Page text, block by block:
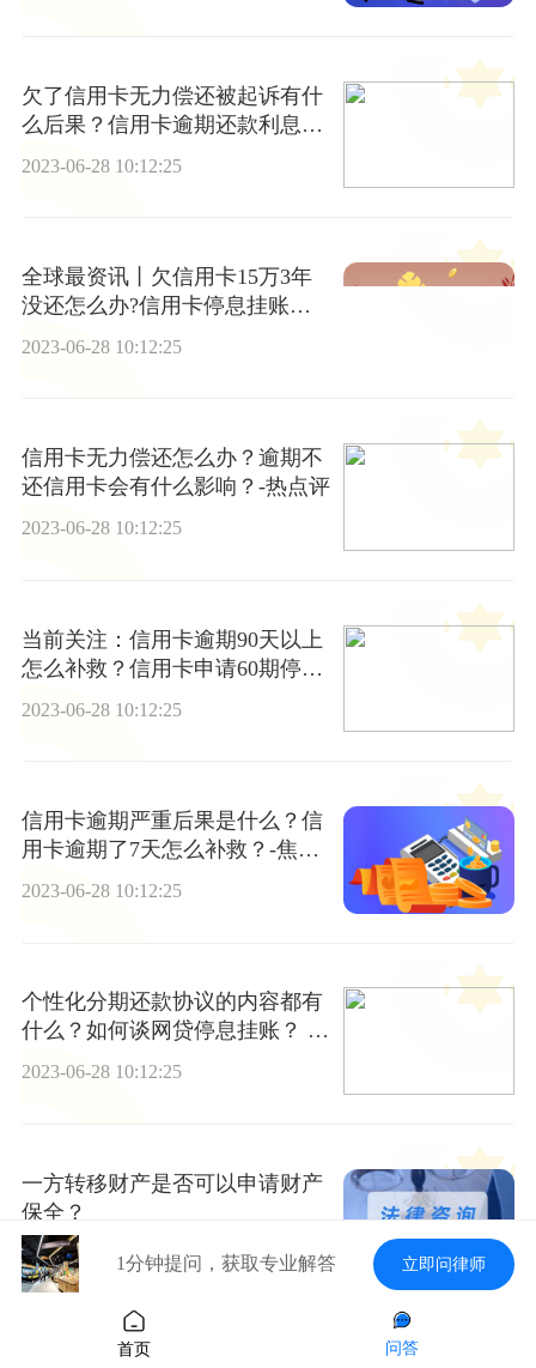
欠了信用卡无力偿还被起诉有什
么后果？信用卡逾期还款利息怎
2023-06-28 10:12:25
全球最资讯丨欠信用卡15万3年
没还怎么办?信用卡停息挂账后
2023-06-28 10:12:25
信用卡无力偿还怎么办？逾期不
还信用卡会有什么影响？-热点评
2023-06-28 10:12:25
当前关注：信用卡逾期90天以上
怎么补救？信用卡申请60期停息
2023-06-28 10:12:25
信用卡逾期严重后果是什么？信
用卡逾期了7天怎么补救？-焦点
关注
2023-06-28 10:12:25
个性化分期还款协议的内容都有
什么？如何谈网贷停息挂账？ 世
界快报
2023-06-28 10:12:25
一方转移财产是否可以申请财产
保全？
2023-06-28 10:12:251分钟提问，获取专业解答 立即问律师
首页 问答